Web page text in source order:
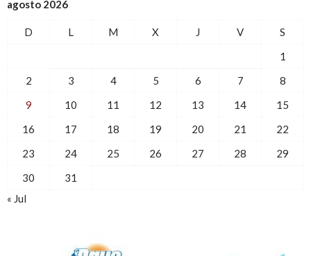
agosto 2026
D L M X J V
S
1
2
3 4 5 6 7
8
9
10 11 12 13 14
15
16
17 18 19 20 21
22
23
24 25 26 27 28
29
30
31
« Jul